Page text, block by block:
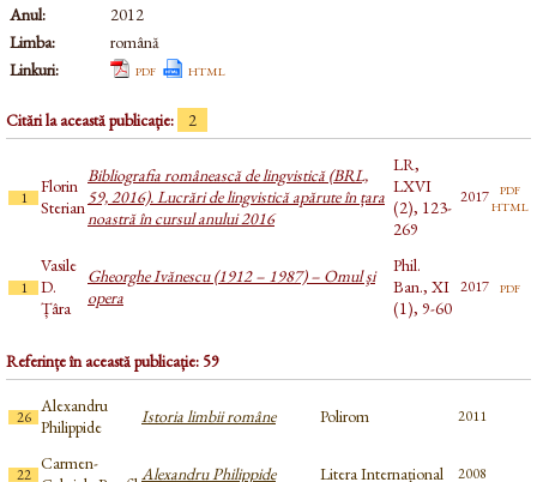
Anul:
2012
Limba:
română
Linkuri:
pdf html
Citări la această publicație: 2
1
Florin
Sterian
Bibliografia românească de lingvistică (BRL,
59, 2016). Lucrări de lingvistică apărute în țara
noastră în cursul anului 2016
LR,
LXVI
(2), 123-
269
2017 pdf
html
1
Vasile
D.
Țâra
Gheorghe Ivănescu (1912 – 1987) – Omul şi
opera
Phil.
Ban., XI
(1), 9-60
2017 pdf
Referințe în această publicație: 59
26
Alexandru
Philippide
Istoria limbii române Polirom 2011
22
Carmen-
Alexandru Philippide Litera Internațional 2008